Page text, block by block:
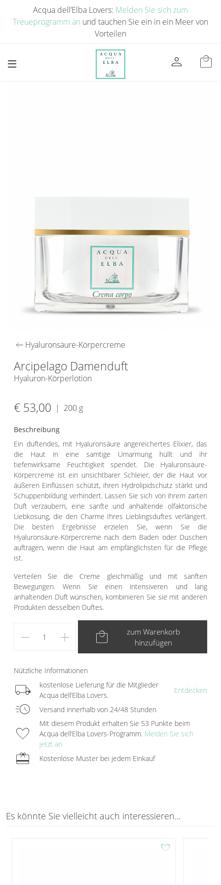
Acqua dell’Elba Lovers: Melden Sie sich zum
Treueprogramm an und tauchen Sie ein in ein Meer von
Vorteilen
person local_mall
arrow_left_alt Hyaluronsäure-Körpercreme
Arcipelago Damenduft
Hyaluron-Körperlotion
€ 53,00 | 200 g
Beschreibung
Ein duftendes, mit Hyaluronsäure angereichertes Elixier, das
die Haut in eine samtige Umarmung hüllt und ihr
tiefenwirksame Feuchtigkeit spendet. Die Hyaluronsäure-
Körpercreme ist ein unsichtbarer Schleier, der die Haut vor
äußeren Einflüssen schützt, ihren Hydrolipidschutz stärkt und
Schuppenbildung verhindert. Lassen Sie sich von ihrem zarten
Duft verzaubern, eine sanfte und anhaltende olfaktorische
Liebkosung, die den Charme Ihres Lieblingsduftes verlängert.
Die besten Ergebnisse erzielen Sie, wenn Sie die
Hyaluronsäure-Körpercreme nach dem Baden oder Duschen
auftragen, wenn die Haut am empfänglichsten für die Pflege
ist.
Verteilen Sie die Creme gleichmäßig und mit sanften
Bewegungen. Wenn Sie einen intensiveren und lang
anhaltenden Duft wünschen, kombinieren Sie sie mit anderen
Produkten desselben Duftes.
remove add local_mall
zum Warenkorb
hinzufügen
Nützliche Informationen
local_shipping
kostenlose Lieferung für die Mitglieder
Acqua dell’Elba Lovers.
Entdecken
acute Versand innerhalb von 24/48 Stunden
favorite
Mit diesem Produkt erhalten Sie 53 Punkte beim
Acqua dell’Elba Lovers-Programm. Melden Sie sich
jetzt an
redeem Kostenlose Muster bei jedem Einkauf
Es könnte Sie vielleicht auch interessieren...
favorite